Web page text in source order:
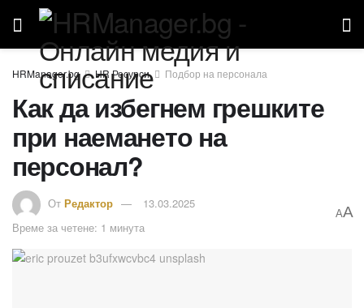
HR Ресурси Подбор на персонала
Как да избегнем грешките
при наемането на
персонал?
От Редактор
13.03.2025
Време за четене: 1 минута
AA